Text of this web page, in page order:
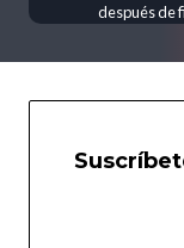
después de